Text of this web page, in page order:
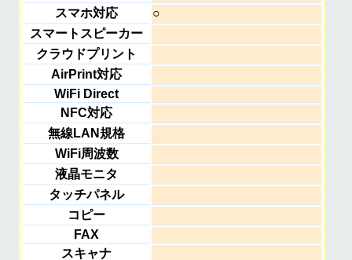
スマホ対応
○
スマートスピーカー
クラウドプリント
AirPrint対応
WiFi Direct
NFC対応
無線LAN規格
WiFi周波数
液晶モニタ
タッチパネル
コピー
FAX
スキャナ